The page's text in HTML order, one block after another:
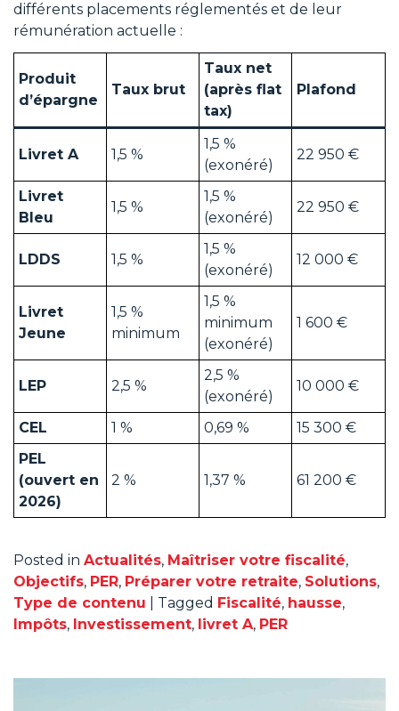
différents placements réglementés et de leur
rémunération actuelle :
Produit
d’épargne
Taux brut
Taux net
(après flat
tax)
Plafond
Livret A 1,5 %
1,5 %
(exonéré)
22 950 €
Livret
Bleu
1,5 %
1,5 %
(exonéré)
22 950 €
LDDS 1,5 %
1,5 %
(exonéré)
12 000 €
Livret
Jeune
1,5 %
minimum
1,5 %
minimum
(exonéré)
1 600 €
LEP 2,5 %
2,5 %
(exonéré)
10 000 €
CEL 1 % 0,69 %
15 300 €
PEL
(ouvert en
2026)
2 % 1,37 % 61 200 €
Posted in Actualités, Maîtriser votre fiscalité,
Objectifs, PER, Préparer votre retraite, Solutions,
Type de contenu
Tagged Fiscalité, hausse,
Impôts, Investissement, livret A, PER